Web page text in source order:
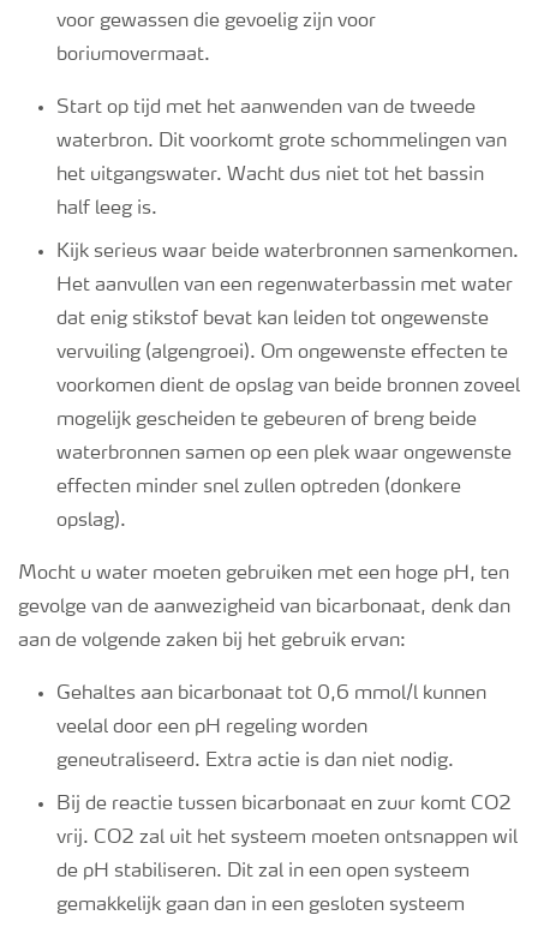
voor gewassen die gevoelig zijn voor
boriumovermaat.
Start op tijd met het aanwenden van de tweede
waterbron. Dit voorkomt grote schommelingen van
het uitgangswater. Wacht dus niet tot het bassin
half leeg is.
Kijk serieus waar beide waterbronnen samenkomen.
Het aanvullen van een regenwaterbassin met water
dat enig stikstof bevat kan leiden tot ongewenste
vervuiling (algengroei). Om ongewenste effecten te
voorkomen dient de opslag van beide bronnen zoveel
mogelijk gescheiden te gebeuren of breng beide
waterbronnen samen op een plek waar ongewenste
effecten minder snel zullen optreden (donkere
opslag).
Mocht u water moeten gebruiken met een hoge pH, ten
gevolge van de aanwezigheid van bicarbonaat, denk dan
aan de volgende zaken bij het gebruik ervan:
Gehaltes aan bicarbonaat tot 0,6 mmol/l kunnen
veelal door een pH regeling worden
geneutraliseerd. Extra actie is dan niet nodig.
Bij de reactie tussen bicarbonaat en zuur komt CO2
vrij. CO2 zal uit het systeem moeten ontsnappen wil
de pH stabiliseren. Dit zal in een open systeem
gemakkelijk gaan dan in een gesloten systeem